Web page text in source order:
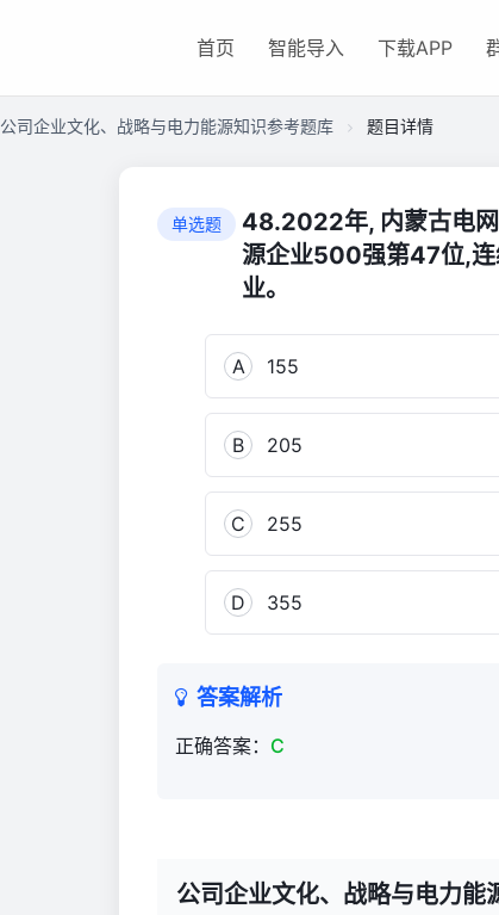
首页 智能导入 下载APP
公司企业文化、战略与电力能源知识参考题库 题目详情
单选题
48.2022年, 内蒙古电
源企业500强第47位,连
业。
A 155
B 205
C 255
D 355
答案解析
正确答案： C
公司企业文化、战略与电力能